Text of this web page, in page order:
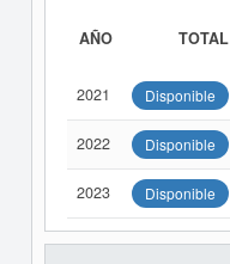
AÑO TOTAL
2021 Disponible
2022 Disponible
2023 Disponible